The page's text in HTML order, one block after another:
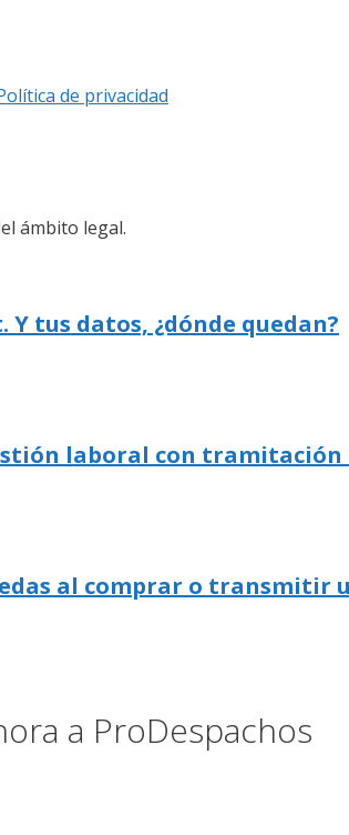
de privacidad
ámbito legal.
tus datos, ¿dónde quedan?
laboral con tramitación
al comprar o transmitir
a ProDespachos